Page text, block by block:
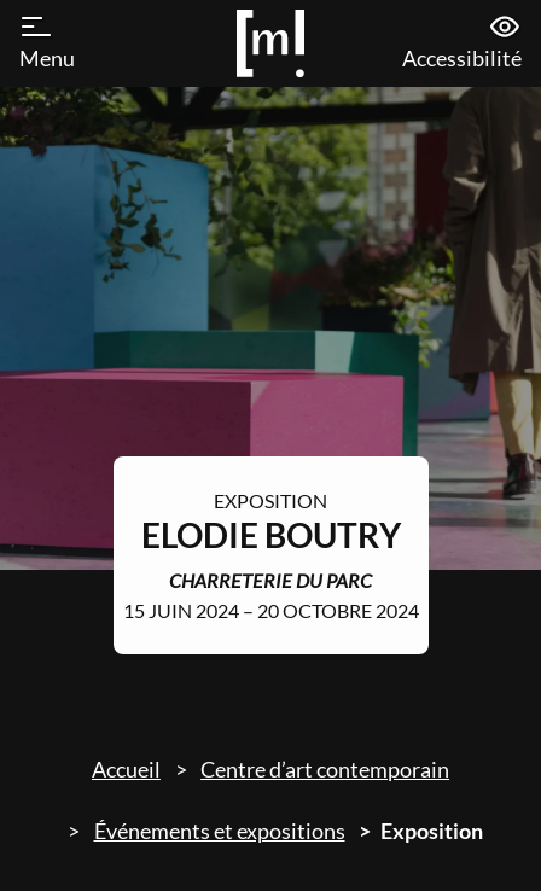
Menu Accessibilité
EXPOSITION
ELODIE BOUTRY
CHARRETERIE DU PARC
15 JUIN 2024 – 20 OCTOBRE 2024
Accueil Centre d’art contemporain
Événements et expositions Exposition